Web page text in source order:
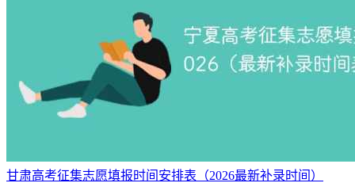
甘肃高考征集志愿填报时间安排表（2026最新补录时间）